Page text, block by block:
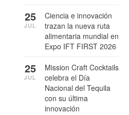
Ciencia e innovación
trazan la nueva ruta
alimentaria mundial en
Expo IFT FIRST 2026
25
JUL
Mission Craft Cocktails
celebra el Día
Nacional del Tequila
con su última
innovación
25
JUL